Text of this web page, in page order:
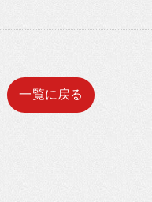
一覧に戻る